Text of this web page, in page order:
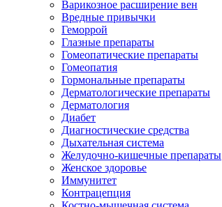
Варикозное расширение вен
Вредные привычки
Геморрой
Глазные препараты
Гомеопатические препараты
Гомеопатия
Гормональные препараты
Дерматологические препараты
Дерматология
Диабет
Диагностические средства
Дыхательная система
Желудочно-кишечные препараты
Женское здоровье
Иммунитет
Контрацепция